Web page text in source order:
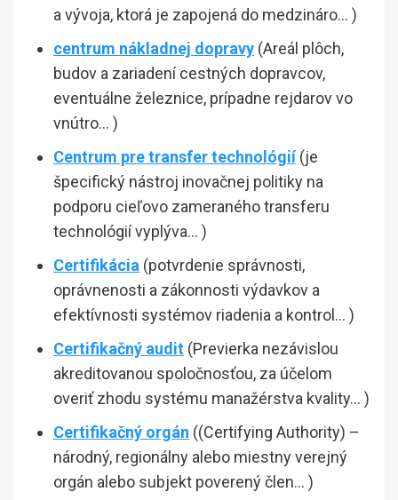
a vývoja, ktorá je zapojená do medzináro… )
centrum nákladnej dopravy (Areál plôch,
budov a zariadení cestných dopravcov,
eventuálne železnice, prípadne rejdarov vo
vnútro… )
Centrum pre transfer technológií(je
špecifický nástroj inovačnej politiky na
podporu cieľovo zameraného transferu
technológií vyplýva… )
Certifikácia (potvrdenie správnosti,
oprávnenosti a zákonnosti výdavkov a
efektívnosti systémov riadenia a kontrol… )
Certifikačný audit (Previerka nezávislou
akreditovanou spoločnosťou, za účelom
overiť zhodu systému manažérstva kvality… )
Certifikačný orgán ((Certifying Authority) –
národný, regionálny alebo miestny verejný
orgán alebo subjekt poverený člen… )